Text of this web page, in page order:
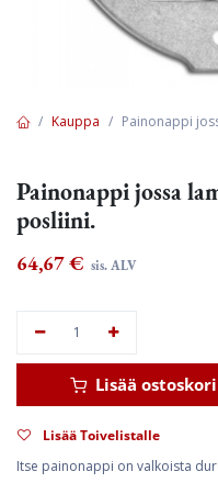
Kauppa Painonappi
Painonappi jossa
posliini.
64,67€ sis. ALV
Lisää
Lisää Toivelistalle
Itse painonappi on valkoista